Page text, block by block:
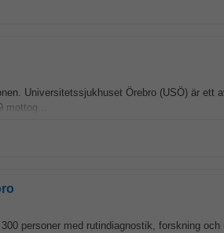
Universitetssjukhuset Örebro (USÖ) är ett
mottog...
personer med rutindiagnostik, forskning